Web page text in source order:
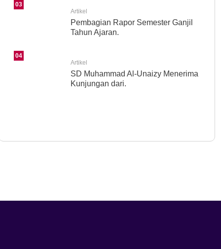
03
Artikel
Pembagian Rapor Semester Ganjil
Tahun Ajaran.
04
Artikel
SD Muhammad Al-Unaizy Menerima
Kunjungan dari.